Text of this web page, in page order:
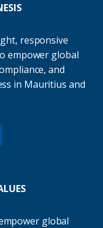
responsive
empower global
and
in Mauritius and
global